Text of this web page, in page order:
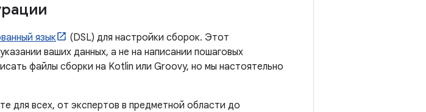
язык
(DSL) для настройки сборок. Этот
ваших данных, а не на написании пошаговых
файлы сборки на Kotlin или Groovy, но мы настоятельно
для всех, от экспертов в предметной области до